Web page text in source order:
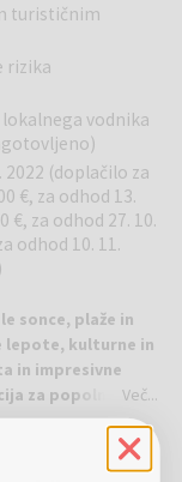
turističnim
rizika
vodnika
2022 (doplačilo za
€, za odhod 13.
€, za odhod 27. 10.
odhod 10. 11.
sonce, plaže in
lepote, kulturne in
in impresivne
za popoln
Več...